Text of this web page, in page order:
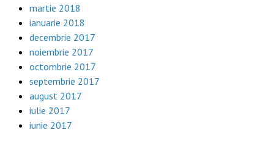
martie 2018
ianuarie 2018
decembrie 2017
noiembrie 2017
octombrie 2017
septembrie 2017
august 2017
iulie 2017
iunie 2017